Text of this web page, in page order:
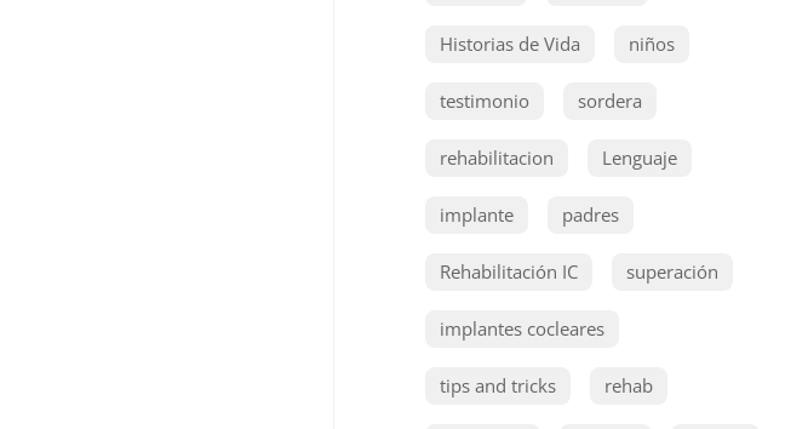
Historias de Vida niños
testimonio sordera
rehabilitacion Lenguaje
implante padres
Rehabilitación IC superación
implantes cocleares
tips and tricks rehab